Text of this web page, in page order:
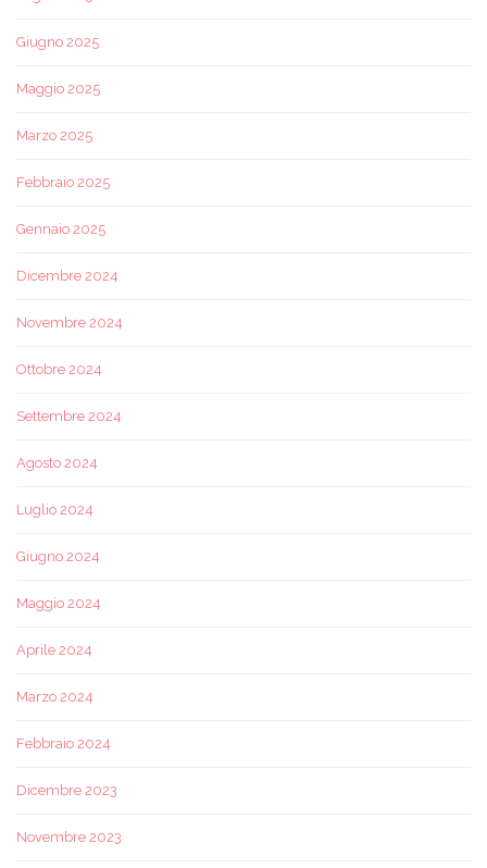
Giugno 2025
Maggio 2025
Marzo 2025
Febbraio 2025
Gennaio 2025
Dicembre 2024
Novembre 2024
Ottobre 2024
Settembre 2024
Agosto 2024
Luglio 2024
Giugno 2024
Maggio 2024
Aprile 2024
Marzo 2024
Febbraio 2024
Dicembre 2023
Novembre 2023